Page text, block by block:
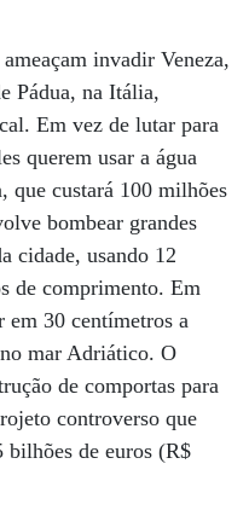
invadir Veneza,
Pádua, na Itália,
Em vez de lutar para
querem usar a água
que custará 100 milhões
bombear grandes
cidade, usando 12
de comprimento. Em
em 30 centímetros a
mar Adriático. O
de comportas para
controverso que
bilhões de euros (R$